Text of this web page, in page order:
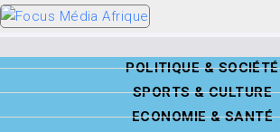
POLITIQUE & SOCIÉTÉ
SPORTS & CULTURE
ECONOMIE & SANTÉ